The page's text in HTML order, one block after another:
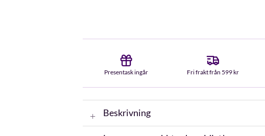
Presentask ingår Fri frakt från 599 kr
Beskrivning